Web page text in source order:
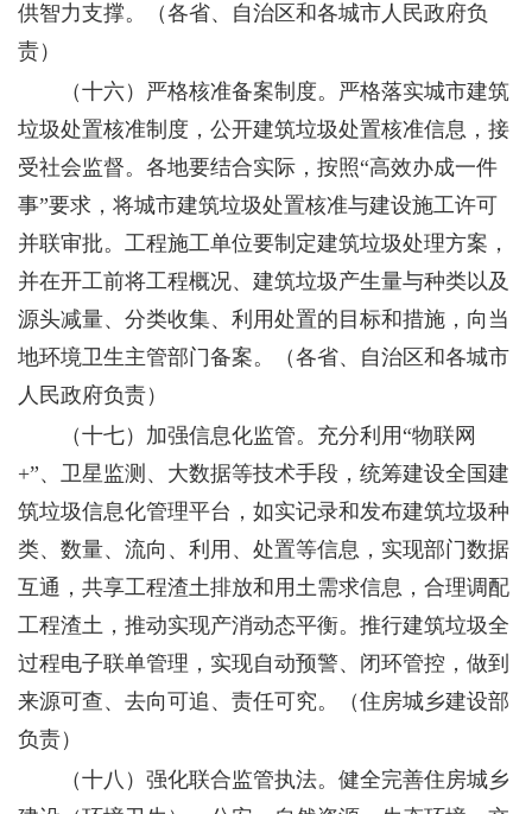
供智力支撑。
（各省、自治区和各城市人民政府负
责）
（十六）严格核准备案制度。 严格落实城市建筑
垃圾处置核准制度，公开建筑垃圾处置核准信息，接
受社会监督。各地要结合实际，按照“高效办成一件
事”要求，将城市建筑垃圾处置核准与建设施工许可
并联审批。工程施工单位要制定建筑垃圾处理方案，
并在开工前将工程概况、建筑垃圾产生量与种类以及
源头减量、分类收集、利用处置的目标和措施，向当
地环境卫生主管部门备案。
（各省、自治区和各城市
人民政府负责）
（十七）加强信息化监管。 充分利用“物联网
+”、卫星监测、大数据等技术手段，统筹建设全国建
筑垃圾信息化管理平台，如实记录和发布建筑垃圾种
类、数量、流向、利用、处置等信息，实现部门数据
互通，共享工程渣土排放和用土需求信息，合理调配
工程渣土，推动实现产消动态平衡。推行建筑垃圾全
过程电子联单管理，实现自动预警、闭环管控，做到
来源可查、去向可追、责任可究。
（住房城乡建设部
负责）
（十八）强化联合监管执法。 健全完善住房城乡